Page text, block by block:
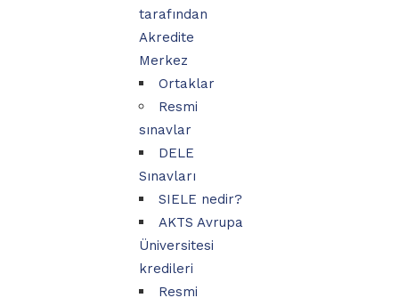
tarafından
Akredite
Merkez
Ortaklar
Resmi
sınavlar
DELE
Sınavları
SIELE nedir?
AKTS Avrupa
Üniversitesi
kredileri
Resmi